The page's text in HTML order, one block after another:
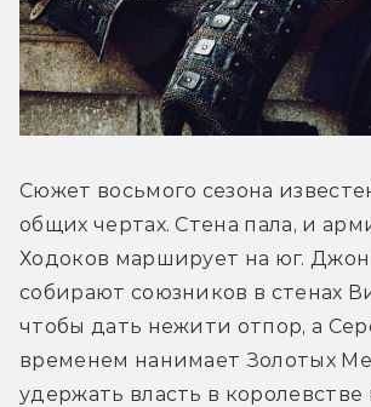
Сюжет восьмого сезона
общих чертах. Стена пала, и
Ходоков марширует на юг.
собирают союзников в стенах
чтобы дать нежити отпор, а
временем нанимает Золотых
удержать власть в